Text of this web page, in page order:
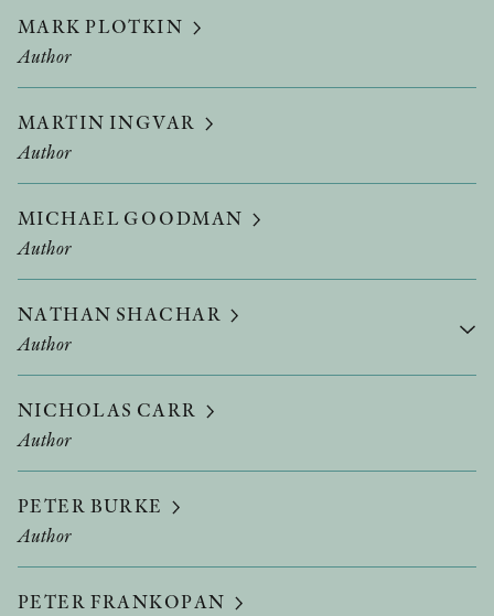
MARK PLOTKIN
Author
MARTIN INGVAR
Author
MICHAEL GOODMAN
Author
NATHAN SHACHAR
Author
NICHOLAS CARR
Author
PETER BURKE
Author
PETER FRANKOPAN